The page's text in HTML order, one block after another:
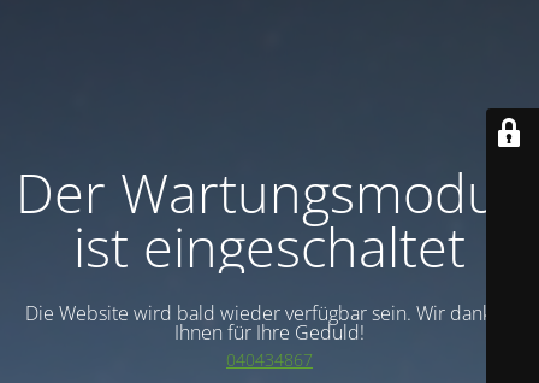
Der Wartungsmodus
ist eingeschaltet
Die Website wird bald wieder verfügbar sein. Wir danken
Ihnen für Ihre Geduld!
040434867